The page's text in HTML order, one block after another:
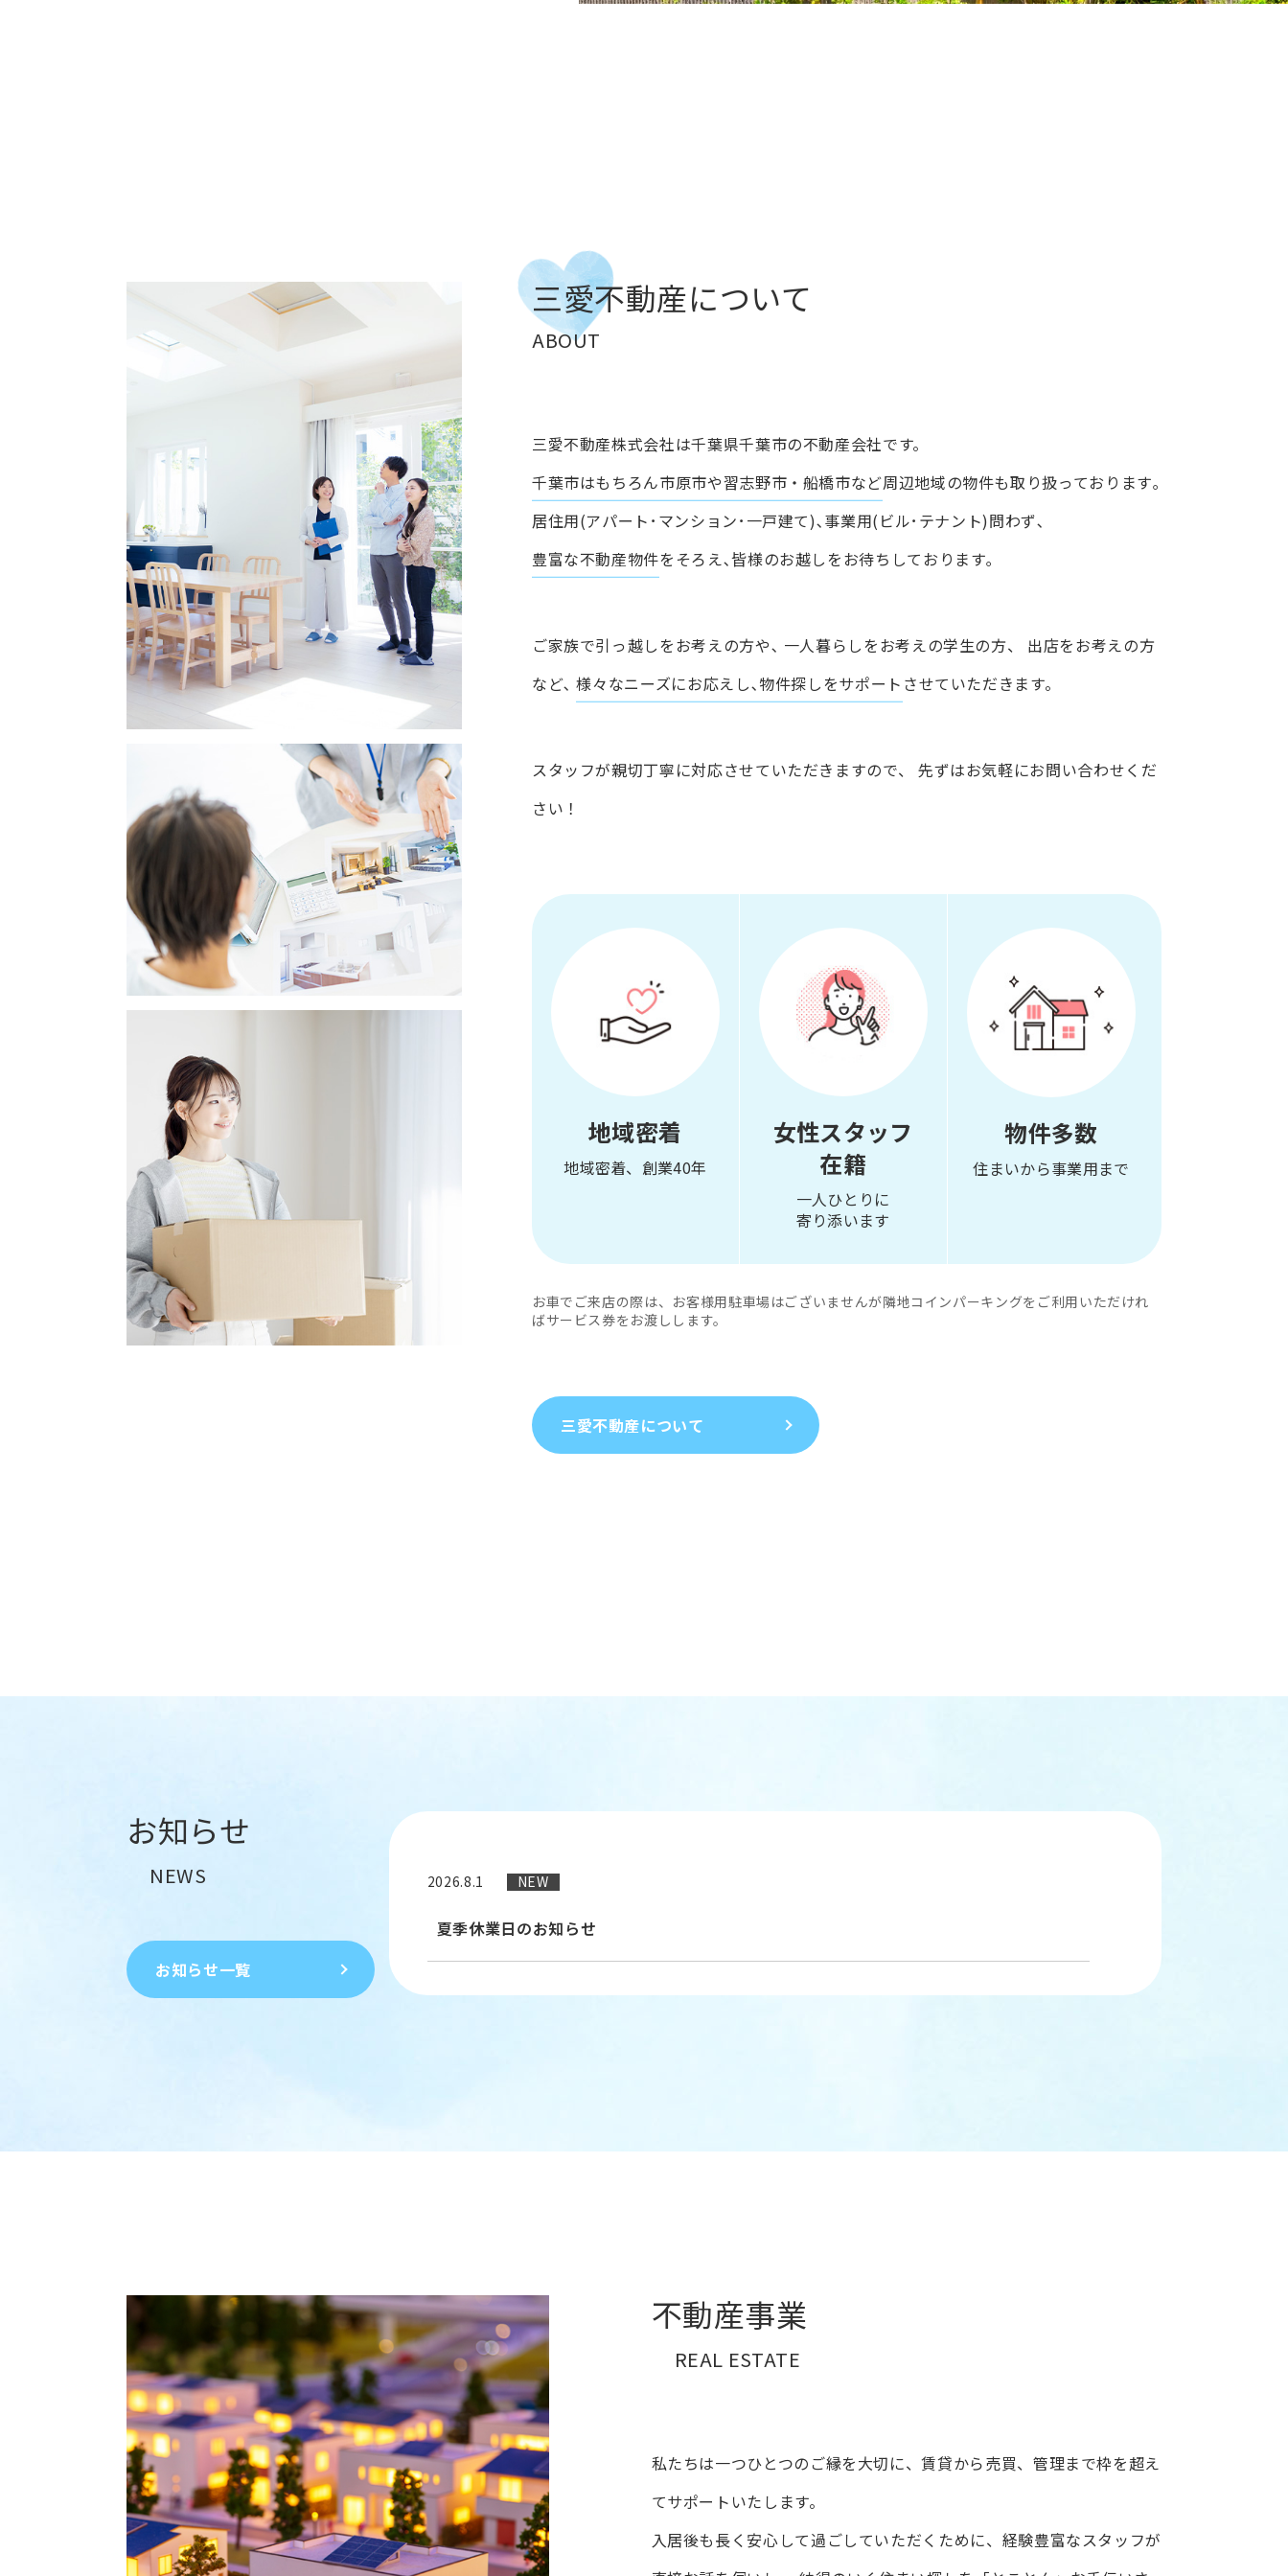
三愛不動産について
ABOUT
三愛不動産株式会社は千葉県千葉市の不動産会社です。
千葉市はもちろん市原市や習志野市・船橋市など周辺地域の物件も取り扱っております｡
居住用(アパート･マンション･一戸建て)､事業用(ビル･テナント)問わず､
豊富な不動産物件をそろえ､皆様のお越しをお待ちしております｡
ご家族で引っ越しをお考えの方や､ 一人暮らしをお考えの学生の方、
出店をお考えの方
など､ 様々なニーズにお応えし､物件探しをサポート させていただきます。
スタッフが親切丁寧に対応させていただきますので、
先ずはお気軽にお問い合わせくだ
さい！
地域密着
地域密着、創業40年
女性スタッフ
在籍
一人ひとりに
寄り添います
物件多数
住まいから事業用まで
お車でご来店の際は、お客様用駐車場はございませんが隣地コインパーキングをご利用いただけれ
ばサービス券をお渡しします。
三愛不動産について
お知らせ
NEWS
お知らせ一覧
2026.8.1 NEW
夏季休業日のお知らせ
不動産事業
REAL ESTATE
私たちは一つひとつのご縁を大切に、賃貸から売買、管理まで枠を超え
てサポートいたします。
入居後も長く安心して過ごしていただくために、経験豊富なスタッフが